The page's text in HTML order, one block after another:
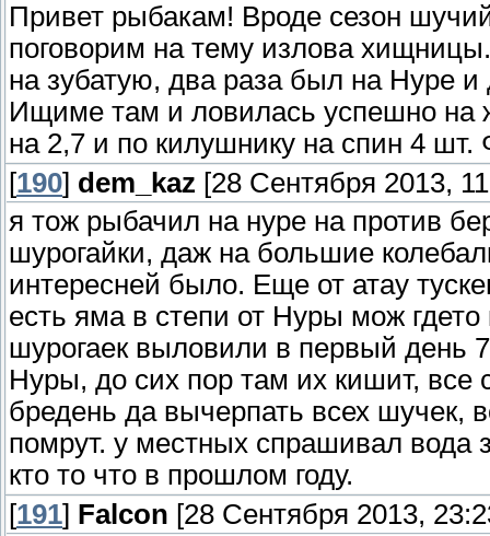
Привет рыбакам! Вроде сезон
поговорим на тему излова
на зубатую, два раза был на Нуре и
Ищиме там и ловилась успешно на
на 2,7 и по килушнику на спин 4 шт.
[190] dem_kaz [28 Сентября 2013,
я тож рыбачил на нуре на против
шурогайки, даж на большие
интересней было. Еще от атау
есть яма в степи от Нуры мож
шурогаек выловили в первый день
Нуры, до сих пор там их кишит, все
бредень да вычерпать всех шучек,
помрут. у местных спрашивал вода
кто то что в прошлом году.
[191] Falcon [28 Сентября 2013,